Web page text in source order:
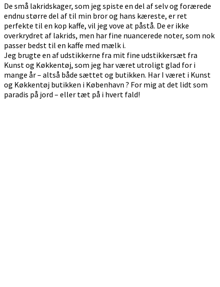
De små lakridskager, som jeg spiste en del af selv og forærede
endnu større del af til min bror og hans kæreste, er ret
perfekte til en kop kaffe, vil jeg vove at påstå. De er ikke
overkrydret af lakrids, men har fine nuancerede noter, som nok
passer bedst til en kaffe med mælk i.
Jeg brugte en af udstikkerne fra mit fine udstikkersæt fra
Kunst og Køkkentøj, som jeg har været utroligt glad for i
mange år – altså både sættet og butikken. Har I været i Kunst
og Køkkentøj butikken i København ? For mig at det lidt som
paradis på jord – eller tæt på i hvert fald!